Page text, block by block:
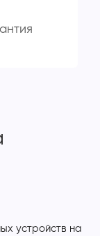
устройств на